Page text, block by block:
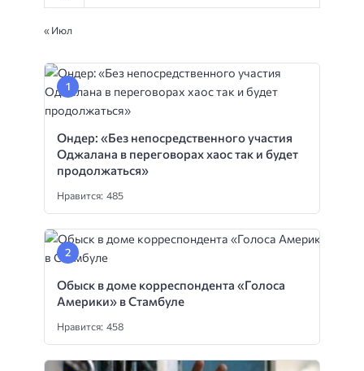
« Июл
Ондер: «Без непосредственного участия
Оджалана в переговорах хаос так и будет
продолжаться»
Нравится: 485
Обыск в доме корреспондента «Голоса
Америки» в Стамбуле
Нравится: 458